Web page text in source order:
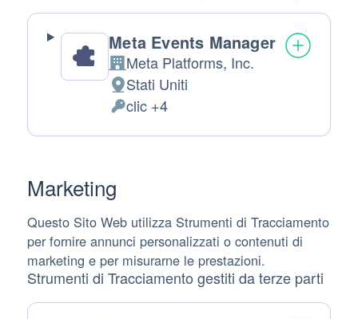
Meta Events Manager
Azienda:
Meta Platforms, Inc.
Luogo
del
trattamento:
Stati Uniti
Dati
Personali
clic +4
Marketing
Questo Sito Web utilizza Strumenti di Tracciamento
per fornire annunci personalizzati o contenuti di
marketing e per misurarne le prestazioni.
Strumenti di Tracciamento gestiti da terze parti